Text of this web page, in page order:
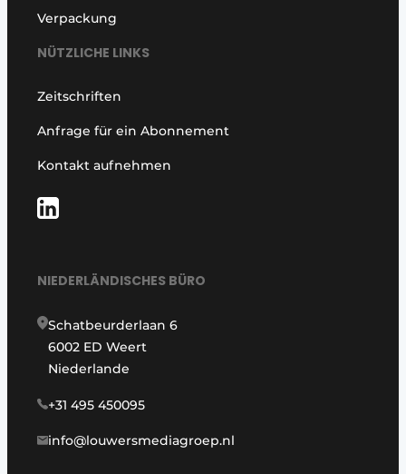
Verpackung
NÜTZLICHE LINKS
Zeitschriften
Anfrage für ein Abonnement
Kontakt aufnehmen
NIEDERLÄNDISCHES BÜRO
Schatbeurderlaan 6
6002 ED Weert
Niederlande
+31 495 450095
info@louwersmediagroep.nl